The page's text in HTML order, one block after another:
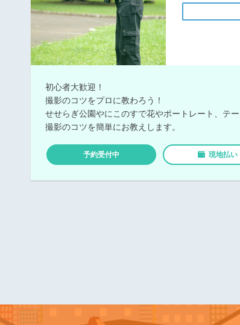
初心者大歓迎！
撮影のコツをプロに教わろう！
せせらぎ公園やにこのすで花やポートレート、テ
撮影のコツを簡単にお教えします。
予約受付中 現地払い